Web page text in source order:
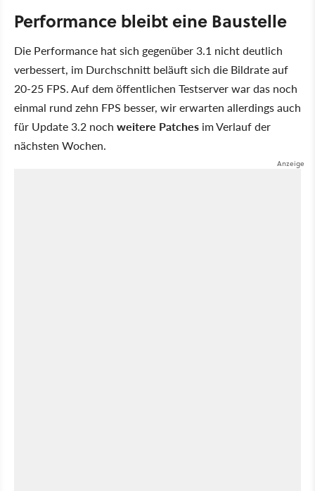
Performance bleibt eine Baustelle
Die Performance hat sich gegenüber 3.1 nicht deutlich
verbessert, im Durchschnitt beläuft sich die Bildrate auf
20-25 FPS. Auf dem öffentlichen Testserver war das noch
einmal rund zehn FPS besser, wir erwarten allerdings auch
für Update 3.2 noch weitere Patches im Verlauf der
nächsten Wochen.